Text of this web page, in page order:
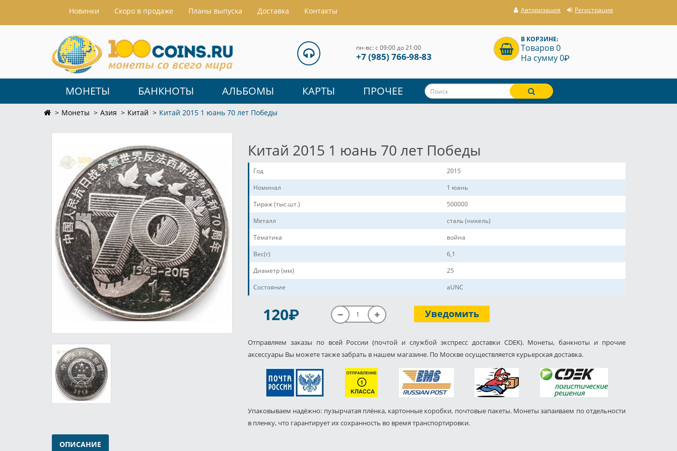
Hовинки Скоро в продаже Планы выпуска Доставка Контакты Авторизация Регистрация
пн-вс: с 09:00 до 21:00
+7 (985) 766-98-83
В КОРЗИНЕ:
Товаров 0
На сумму 0P
МОНЕТЫ БАНКНОТЫ АЛЬБОМЫ КАРТЫ ПРОЧЕЕ
Монеты Азия Китай Китай 2015 1 юань 70 лет Победы
Китай 2015 1 юань 70 лет Победы
Год
2015
Номинал
1 юань
Тираж (тыс.шт.)
500000
Металл
сталь (никель)
Тематика
война
Вес(г)
6,1
Диаметр (мм)
25
Состояние
aUNC
120P Уведомить
Отправляем заказы по всей России (почтой и службой экспресс доставки CDEK). Монеты, банкноты и прочие
аксессуары Вы можете также забрать в нашем магазине. По Москве осуществляется курьерская доставка.
Упаковываем надёжно: пузырчатая плёнка, картонные коробки, почтовые пакеты. Монеты запаиваем по отдельности
в пленку, что гарантирует их сохранность во время транспортировки.
ОПИСАНИЕ